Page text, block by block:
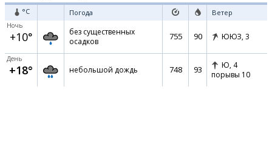
°C Погода Ветер
Ночь
+10°
без существенных
осадков
755 90 ЮЮЗ, 3
День
+18° небольшой дождь 748 93 Ю, 4
порывы 10